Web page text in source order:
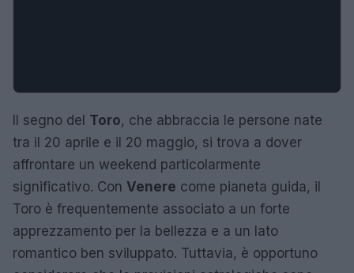
Il segno del Toro, che abbraccia le persone nate
tra il 20 aprile e il 20 maggio, si trova a dover
affrontare un weekend particolarmente
significativo. Con Venere come pianeta guida, il
Toro è frequentemente associato a un forte
apprezzamento per la bellezza e a un lato
romantico ben sviluppato. Tuttavia, è opportuno